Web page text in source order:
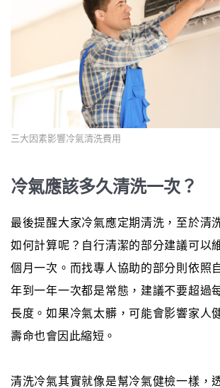
三大因素影響冷氣清洗費用
冷氣應該多久清洗一次？
最後提醒大家冷氣應定期清洗，至於清
如何計算呢？自行清潔的部分建議可以
個月一次。而找專人協助的部分則依照
年到一年一次都是常態，建議不要超過
長度。如果冷氣太髒，可能會影響家人
壽命也會因此縮短。
清洗冷氣其實就像是幫冷氣健檢一樣，